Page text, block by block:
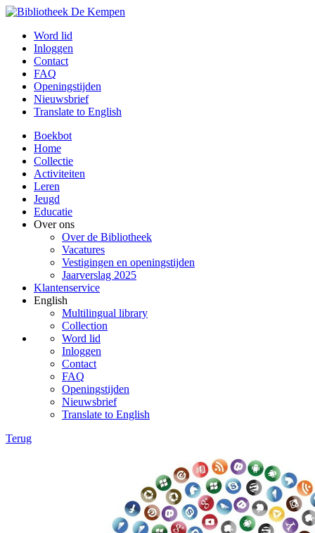
Word lid
Inloggen
Contact
FAQ
Openingstijden
Nieuwsbrief
Translate to English
Boekbot
Home
Collectie
Activiteiten
Leren
Jeugd
Educatie
Over ons
Over de Bibliotheek
Vacatures
Vestigingen en openingstijden
Jaarverslag 2025
Klantenservice
English
Multilingual library
Collection
Word lid
Inloggen
Contact
FAQ
Openingstijden
Nieuwsbrief
Translate to English
Terug